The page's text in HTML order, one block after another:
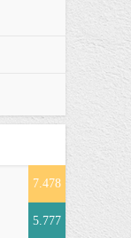
7.478
5.777